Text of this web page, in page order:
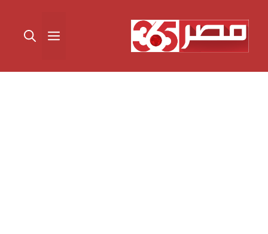
المحتوى القائمة